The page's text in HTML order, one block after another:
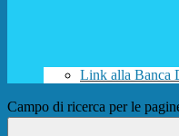
Link alla Banca
Campo di ricerca per le